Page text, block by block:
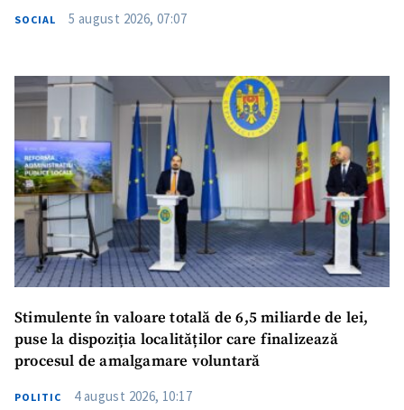
SOCIAL 5 august 2026, 07:07
Stimulente în valoare totală de 6,5 miliarde de lei,
puse la dispoziția localităților care finalizează
procesul de amalgamare voluntară
POLITIC 4 august 2026, 10:17